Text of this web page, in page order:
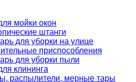
мойки окон
штанги
для уборки на улице
приспособления
для уборки пыли
клининга
распылители, мерные тары